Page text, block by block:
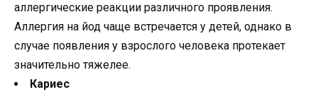
аллергические реакции различного проявления.
Аллергия на йод чаще встречается у детей, однако в
случае появления у взрослого человека протекает
значительно тяжелее.
Кариес